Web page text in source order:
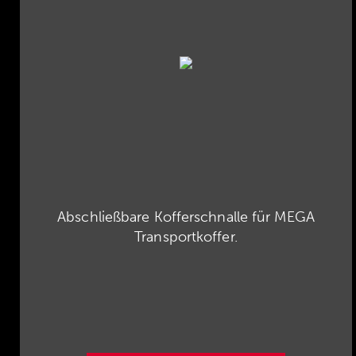
Abschließbare Kofferschnalle für MEGA
Transportkoffer.